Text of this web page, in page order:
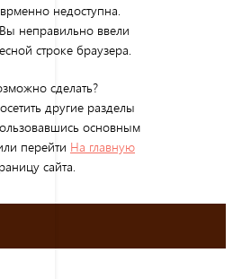
недоступна.
неправильно ввели
строке браузера.
сделать?
другие разделы
основным
перейти На главную
сайта.